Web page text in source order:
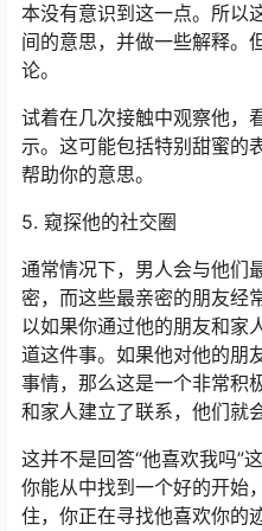
本没有意识到这一点。所以
间的意思，并做一些解释。
论。
试着在几次接触中观察他，
示。这可能包括特别甜蜜的
帮助你的意思。
5. 窥探他的社交圈
通常情况下，男人会与他们
密，而这些最亲密的朋友经
以如果你通过他的朋友和家
道这件事。如果他对他的朋
事情，那么这是一个非常积
和家人建立了联系，他们就
这并不是回答“他喜欢我吗”
你能从中找到一个好的开始
住，你正在寻找他喜欢你的